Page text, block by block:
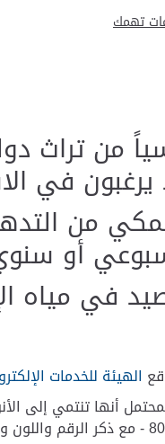
تهمك
من تراث
في
من
أو
مياه
الهيئة للخدمات
أنها تنتمي إلى